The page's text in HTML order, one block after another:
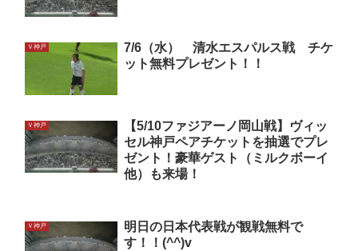
Ｖ神戸
7/6（水） 清水エスパルス戦 チケ
ット無料プレゼント！！
Ｖ神戸
【5/10ファジアーノ岡山戦】ヴィッ
セル神戸ペアチケットを抽選でプレ
ゼント！豪華ゲスト（ミルクボーイ
他）も来場！
Ｖ神戸
明日の日本代表戦が観戦無料で
す！！(^^)v